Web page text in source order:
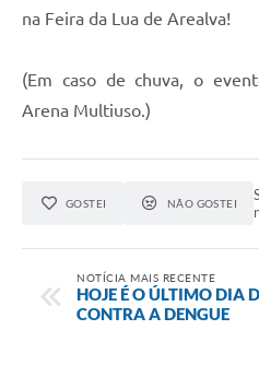
na Feira da Lua de Arealva!
(Em caso de chuva, o
Arena Multiuso.)
GOSTEI NÃO GOSTEI
NOTÍCIA MAIS RECENTE
HOJE É O ÚLTIMO DIA
CONTRA A DENGUE